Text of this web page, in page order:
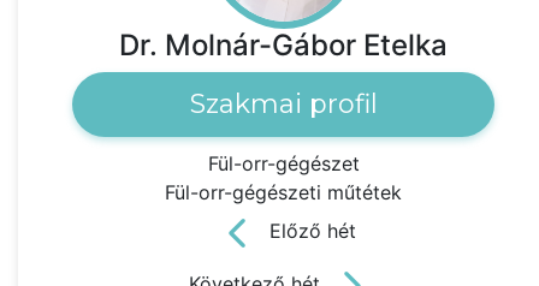
Dr. Molnár-Gábor Etelka
Szakmai profil
Fül-orr-gégészet
Fül-orr-gégészeti műtétek
Előző hét